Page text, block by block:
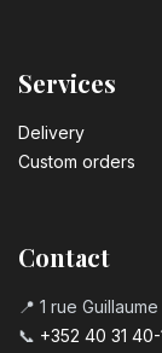
Services
Delivery
Custom orders
Contact
📍 1 rue
📞 +352 40 31 40-